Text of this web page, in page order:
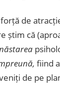
de
știm că
fiind
de pe